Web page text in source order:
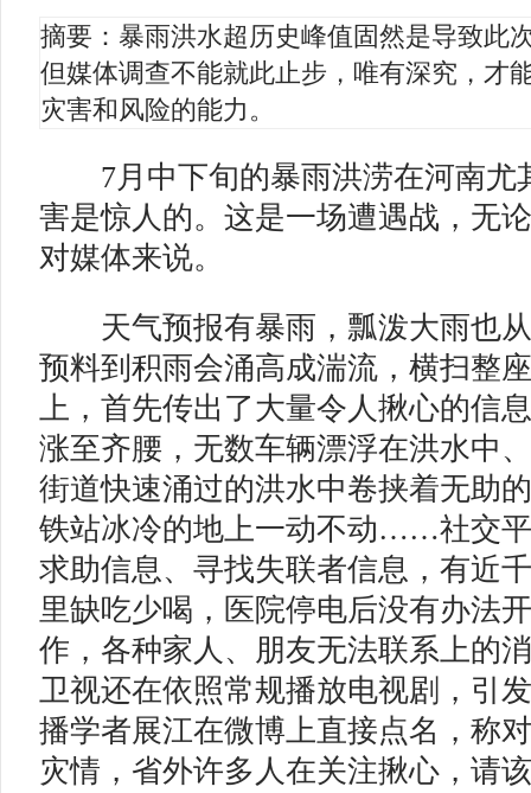
摘要：暴雨洪水超历史峰值固然是导致此
但媒体调查不能就此止步，唯有深究，才
灾害和风险的能力。
7月中下旬的暴雨洪涝在河南尤
害是惊人的。这是一场遭遇战，无
对媒体来说。
天气预报有暴雨，瓢泼大雨也从
预料到积雨会涌高成湍流，横扫整
上，首先传出了大量令人揪心的信
涨至齐腰，无数车辆漂浮在洪水中
街道快速涌过的洪水中卷挟着无助
铁站冰冷的地上一动不动……社交
求助信息、寻找失联者信息，有近
里缺吃少喝，医院停电后没有办法
作，各种家人、朋友无法联系上
卫视还在依照常规播放电视剧，引
播学者展江在微博上直接点名，称
灾情，省外许多人在关注揪心，请